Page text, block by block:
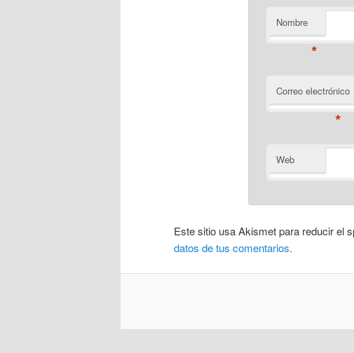
Nombre
*
Correo electrónico
*
Web
Este sitio usa Akismet para reducir el
datos de tus comentarios.